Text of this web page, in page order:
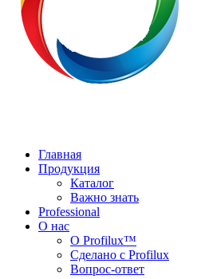
Главная
Продукция
Каталог
Важно знать
Professional
О нас
О Profilux™
Сделано с Profilux
Вопрос-ответ